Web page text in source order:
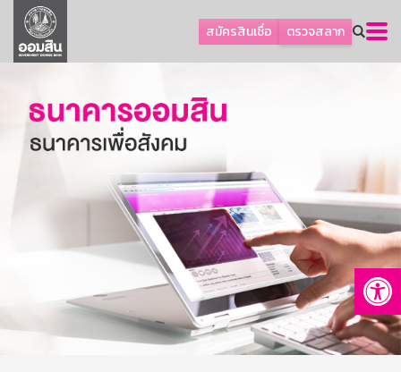
สมัครสินเชื่อ ตรวจสลาก
ลูกค้าธุรกิจ
ลูกค้าผู้ประกอบรายย่อย
ออมเพื่อสุข
เกี่ยวกับธนาคาร
การพัฒนาที่ยั่งยืน
บริการทางการเงิน
ติดต่อเรา
บริการออนไลน์